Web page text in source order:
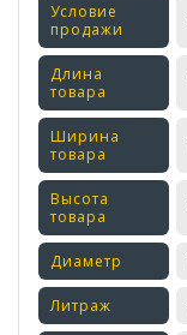
Условие
продажи
Длина
товара
Ширина
товара
Высота
товара
Диаметр
Литраж